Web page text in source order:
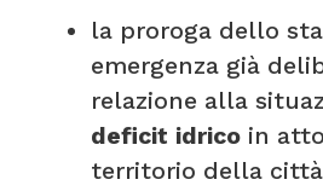
la proroga dello
emergenza già
relazione alla
deficit idricoin
territorio della città